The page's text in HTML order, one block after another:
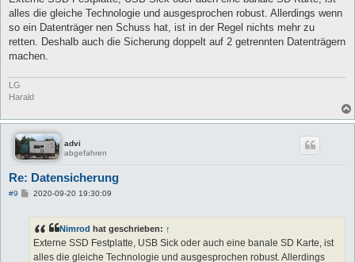
a
alles die gleiche Technologie und ausgesprochen robust. Allerdings wenn
so ein Datenträger nen Schuss hat, ist in der Regel nichts mehr zu
retten. Deshalb auch die Sicherung doppelt auf 2 getrennten Datenträgern
machen.
LG
Harald
advi
abgefahren
Re: Datensicherung
#9
B
a
2020-09-20 19:30:09
Nimrod hat geschrieben: ↑
Externe SSD Festplatte, USB Sick oder auch eine banale SD Karte, ist
alles die gleiche Technologie und ausgesprochen robust. Allerdings